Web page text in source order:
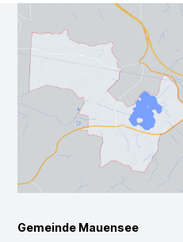
Footer
Gemeinde Mauensee